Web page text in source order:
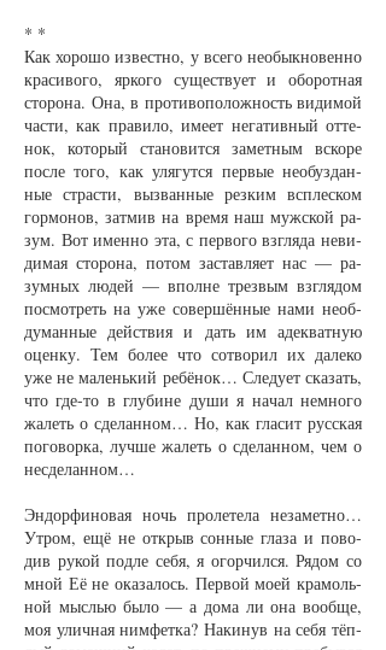
* *
Как хо­ро­шо из­вест­но, у все­го не­обык­но­вен­но
кра­си­во­го, яр­ко­го су­щест­ву­ет и обо­рот­ная
сто­ро­на. Она, в про­ти­во­по­лож­ность ви­ди­мой
час­ти, как пра­ви­ло, име­ет не­га­тив­ный от­те­
нок, ко­то­рый ста­но­вит­ся за­мет­ным вско­ре
пос­ле то­го, как уля­гут­ся пер­вые не­обуз­дан­
ные страс­ти, вы­зван­ные рез­ким всплес­ком
гор­мо­нов, за­тмив на вре­мя наш муж­ской ра­
зум. Вот имен­но эта, с пер­во­го взгля­да не­ви­
ди­мая сто­ро­на, по­том за­став­ля­ет нас — ра­
зум­ных лю­дей — впол­не трез­вым взгля­дом
по­смот­реть на уже со­вер­шён­ные на­ми не­об­
ду­ман­ные дейст­вия и дать им аде­кват­ную
оцен­ку. Тем бо­лее что со­тво­рил их да­ле­ко
уже не ма­лень­кий ре­бёнок… Сле­ду­ет ска­зать,
что где-то в глу­би­не ду­ши я на­чал не­мно­го
жа­леть о сде­лан­ном… Но, как гла­сит рус­ская
по­го­вор­ка, луч­ше жа­леть о сде­лан­ном, чем о
не­сде­лан­ном…
Эн­дор­фи­но­вая ночь про­ле­те­ла не­за­мет­но…
Ут­ром, ещё не от­крыв сон­ные гла­за и по­во­
див ру­кой под­ле се­бя, я огор­чил­ся. Ря­дом со
мной Её не ока­за­лось. Пер­вой мо­ей кра­моль­
ной мыслью бы­ло — а до­ма ли она во­об­ще,
моя улич­ная ним­фет­ка? На­ки­нув на се­бя тёп­